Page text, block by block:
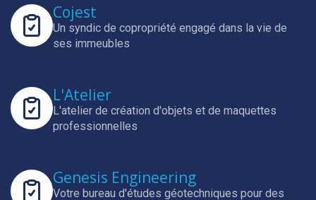
Cojest
Un syndic de copropriété engagé dans la vie de
ses immeubles
L'Atelier
L'atelier de création d'objets et de maquettes
professionnelles
Genesis Engineering
Votre bureau d'études géotechniques pour des